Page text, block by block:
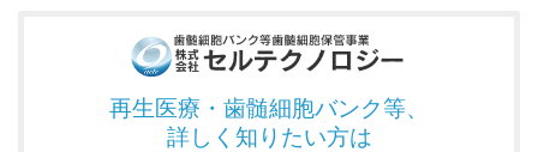
再生医療・歯髄細胞バンク等、
詳しく知りたい方は